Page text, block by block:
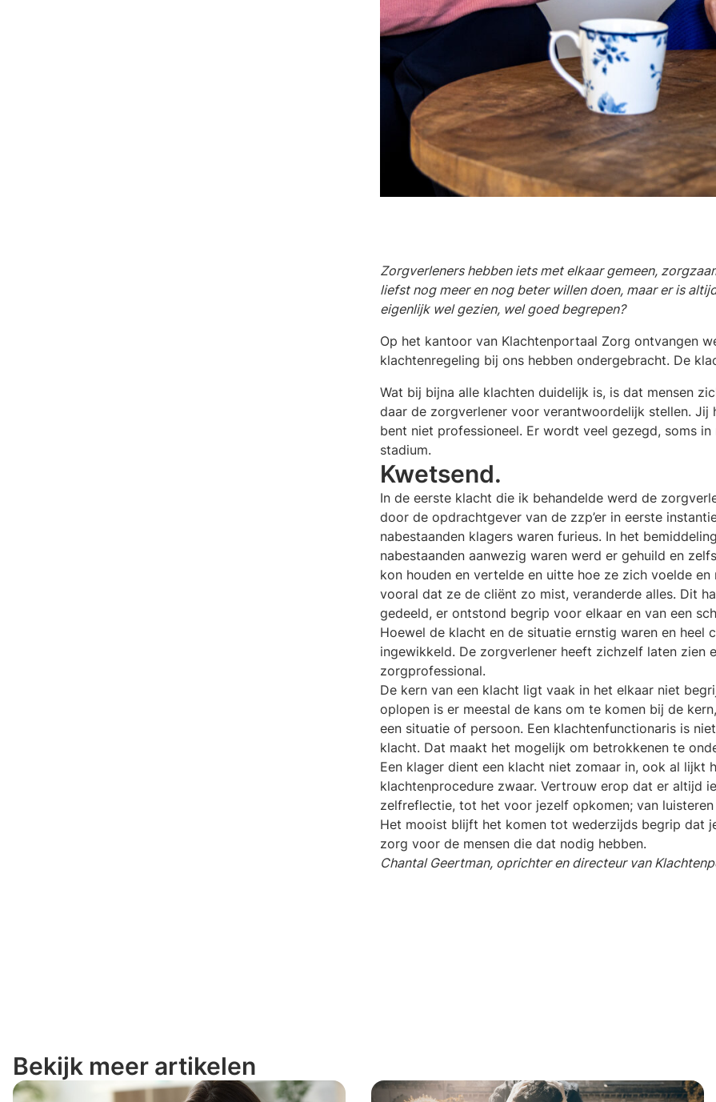
Zorgverleners hebben iets met elkaar gemeen,
liefst nog meer en nog beter willen doen, maar er is
eigenlijk wel gezien, wel goed begrepen?
Op het kantoor van Klachtenportaal Zorg ontvangen
klachtenregeling bij ons hebben ondergebracht. De
Wat bij bijna alle klachten duidelijk is, is dat mensen
daar de zorgverlener voor verantwoordelijk stellen.
bent niet professioneel. Er wordt veel gezegd, soms
stadium.
Kwetsend.
In de eerste klacht die ik behandelde werd de
door de opdrachtgever van de zzp’er in eerste
nabestaanden klagers waren furieus. In het
nabestaanden aanwezig waren werd er gehuild en
kon houden en vertelde en uitte hoe ze zich voelde
vooral dat ze de cliënt zo mist, veranderde alles. Dit
gedeeld, er ontstond begrip voor elkaar en van een
Hoewel de klacht en de situatie ernstig waren en
ingewikkeld. De zorgverlener heeft zichzelf laten zien
zorgprofessional.
De kern van een klacht ligt vaak in het elkaar niet
oplopen is er meestal de kans om te komen bij de
een situatie of persoon. Een klachtenfunctionaris is
klacht. Dat maakt het mogelijk om betrokkenen te
Een klager dient een klacht niet zomaar in, ook al lijkt
klachtenprocedure zwaar. Vertrouw erop dat er altijd
zelfreflectie, tot het voor jezelf opkomen; van
Het mooist blijft het komen tot wederzijds begrip dat
zorg voor de mensen die dat nodig hebben.
Chantal Geertman, oprichter en directeur van
Bekijk meer artikelen